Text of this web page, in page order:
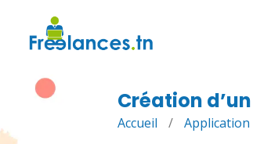
Création
Accueil /